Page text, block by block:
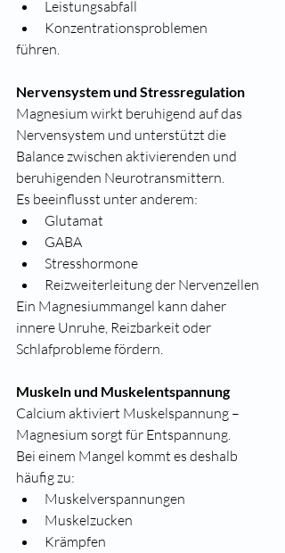
Leistungsabfall
Konzentrationsproblemen
führen.
Nervensystem und Stressregulation
Magnesium wirkt beruhigend auf das
Nervensystem und unterstützt die
Balance zwischen aktivierenden und
beruhigenden Neurotransmittern.
Es beeinflusst unter anderem:
Glutamat
GABA
Stresshormone
Reizweiterleitung der Nervenzellen
Ein Magnesiummangel kann daher
innere Unruhe, Reizbarkeit oder
Schlafprobleme fördern.
Muskeln und Muskelentspannung
Calcium aktiviert Muskelspannung –
Magnesium sorgt für Entspannung.
Bei einem Mangel kommt es deshalb
häufig zu:
Muskelverspannungen
Muskelzucken
Krämpfen